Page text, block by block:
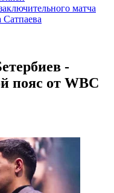
матча
Сатпаева
-
пояс от WBC